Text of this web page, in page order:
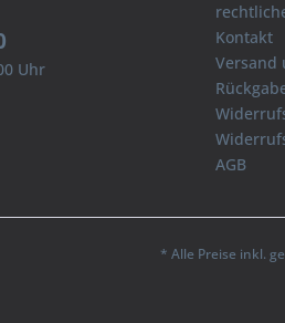
Uhr
Kontakt
Versand
AGB
* Alle Preise inkl.